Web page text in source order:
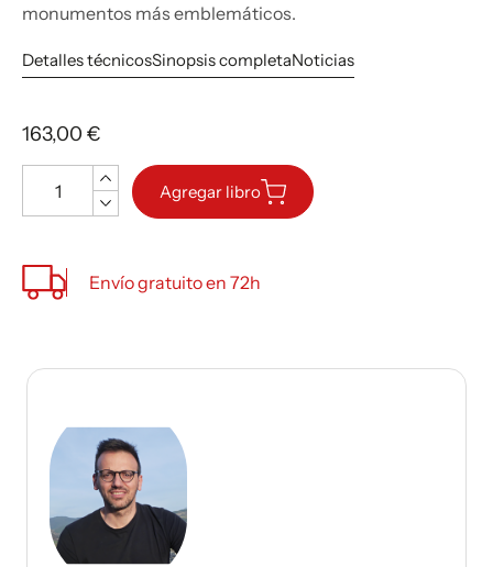
monumentos más emblemáticos.
Detalles técnicosSinopsis completaNoticias
163,00 €
Agregar libro
Envío gratuito en 72h